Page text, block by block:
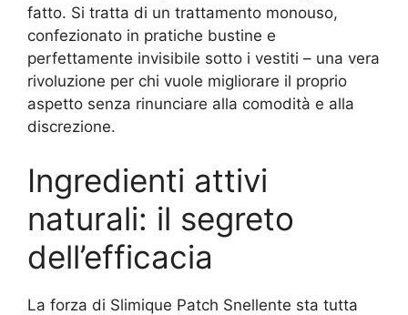
fatto. Si tratta di un trattamento monouso,
confezionato in pratiche bustine e
perfettamente invisibile sotto i vestiti – una vera
rivoluzione per chi vuole migliorare il proprio
aspetto senza rinunciare alla comodità e alla
discrezione.
Ingredienti attivi
naturali: il segreto
dell’efficacia
La forza di Slimique Patch Snellente sta tutta